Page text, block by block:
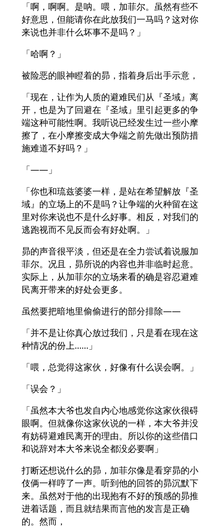
「啊，啊啊。是呐。喂，加菲尔。虽然有些不
好意思，但能请你在此放我们一马吗？这对你
来说也并非什么坏事不是吗？」
「哈啊？」
被险恶的眼神瞪着的昴，指着身后出手示意，
「现在，让作为人质的避难民们从『圣域』离
开，也是为了回避在『圣域』里引起更多的争
端这种可能性啊。我听说已经发生过一些小摩
擦了，在小摩擦变成大争端之前先做出预防措
施难道不好吗？」
「——」
「你也和琉兹婆婆一样，是站在希望解放『圣
域』的立场上的不是吗？让争端的火种留在这
里对你来说也不是什么好事。相反，对我们的
逃跑视而不见反而会有好处啊。」
昴的声音很平淡，但还是在全力尝试着说服加
菲尔。况且，昴所说的内容也并非临时起意。
实际上，从加菲尔的立场来看的确是容忍避难
民离开带来的好处会更多。
虽然要把暗地里偷偷进行的部分排除——
「并不是让你真心放过我们，只是看在现在这
种情况的份上……」
「喂，总觉得这家伙，好像有什么误会啊。」
「误会？」
「虽然本大爷也发自内心地感觉你这家伙很碍
眼啊。但就像你这家伙说的一样，本大爷并没
有妨碍避难民离开的理由。所以你的这些借口
和说辞对本大爷来说全都没必要啊」
打断还想说什么的昴，加菲尔像是看穿昴的小
伎俩一样哼了一声。听到他的回答的昴沉默下
来。虽然对于他的出现抱有不好的预感的昴推
进着话题，而且就结果而言他的发言是正确
的。然而，